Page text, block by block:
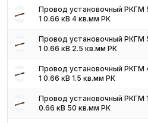
кабельных изделий и состоит из
многопроволочных (гибкие) ГОСТ
алюминиевого сплава.
Провод установочный РКГМ
1 0.66 кВ 4 кв.мм РК
Провод установочный РКГМ
1 0.66 кВ 2.5 кв.мм РК
Провод установочный РКГМ
1 0.66 кВ 1.5 кв.мм РК
Провод установочный РКГМ
0.66 кВ 50 кв.мм РК